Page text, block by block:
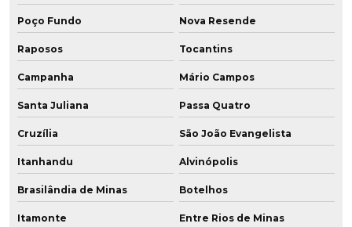
Poço Fundo Nova Resende
Raposos Tocantins
Campanha Mário Campos
Santa Juliana Passa Quatro
Cruzília São João Evangelista
Itanhandu Alvinópolis
Brasilândia de Minas Botelhos
Itamonte Entre Rios de Minas